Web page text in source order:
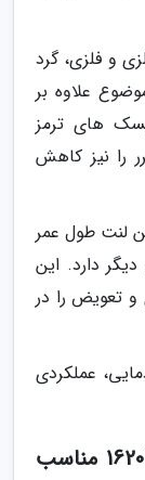
و فلزی، گرد
علاوه بر
های ترمز
را نیز کاهش
لنت طول عمر
دارد. این
و تعویض را در
عملکردی
لنت ترمز جلو تکستار مدل 1620100735 مناسب